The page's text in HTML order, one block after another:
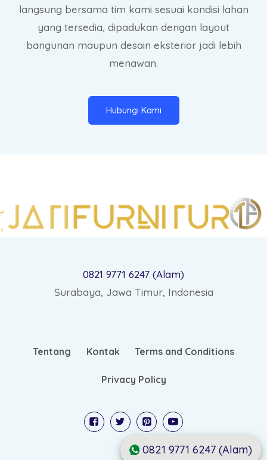
langsung bersama tim kami sesuai kondisi lahan
yang tersedia, dipadukan dengan layout
bangunan maupun desain eksterior jadi lebih
menawan.
Hubungi Kami
0821 9771 6247 (Alam)
Surabaya, Jawa Timur, Indonesia
0821 9771 6247 (Alam)
Tentang Kontak Terms and Conditions
Privacy Policy